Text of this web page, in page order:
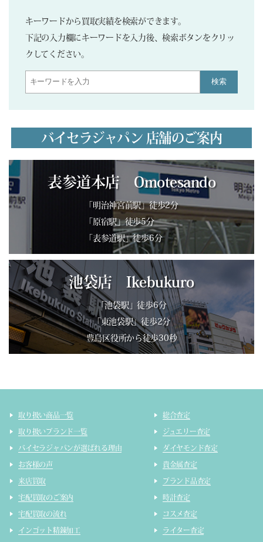
キーワードから買取実績を検索ができます。
下記の入力欄にキーワードを入力後、検索ボタンをクリッ
クしてください。
検索
バイセラジャパン 店舗のご案内
表参道本店 Omotesando
「明治神宮前駅」徒歩2分
「原宿駅」徒歩5分
「表参道駅」徒歩6分
池袋店 Ikebukuro
「池袋駅」徒歩6分
「東池袋駅」徒歩2分
豊島区役所から徒歩30秒
取り扱い商品一覧
取り扱いブランド一覧
バイセラジャパンが選ばれる理由
お客様の声
来店買取
宅配買取のご案内
宅配買取の流れ
インゴット精錬加工
総合査定
ジュエリー査定
ダイヤモンド査定
貴金属査定
ブランド品査定
時計査定
コスメ査定
ライター査定